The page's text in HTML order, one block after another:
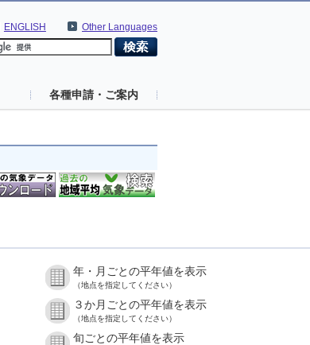
Other Languages
ENGLISH
各種申請・ご案内
年・月ごとの平年値を表示
（地点を指定してください）
３か月ごとの平年値を表示
（地点を指定してください）
旬ごとの平年値を表示